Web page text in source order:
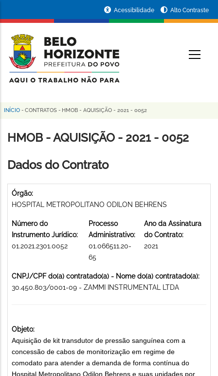
conteúdo
principal
da
Prefeitura
de
Horizonte
Acessibilidade Alto Contraste
Trilha
de
INÍCIO - CONTRATOS - HMOB - AQUISIÇÃO - 2021 - 0052
HMOB - AQUISIÇÃO - 2021 - 0052
Dados do Contrato
Órgão:
HOSPITAL METROPOLITANO ODILON BEHRENS
Número do
Instrumento Jurídico:
01.2021.2301.0052
Processo
Administrativo:
01.066511.20-
65
Ano da Assinatura
do Contrato:
2021
CNPJ/CPF do(a) contratado(a) - Nome do(a) contratado(a):
30.450.803/0001-09 - ZAMMI INSTRUMENTAL LTDA
Objeto:
Aquisição de kit transdutor de pressão sanguínea com a
concessão de cabos de monitorização em regime de
comodato para atender a demanda de forma contínua do
Hospital Metropolitano Odilon Behrens e suas unidades por